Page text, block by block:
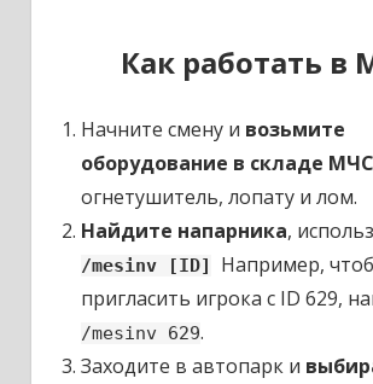
Как работать в
Начните смену и возьмите
оборудование в складе МЧС
огнетушитель, лопату и лом.
Найдите напарника,
/mesinv [ID]
Например,
пригласить игрока с ID 629,
/mesinv 629.
Заходите в автопарк и